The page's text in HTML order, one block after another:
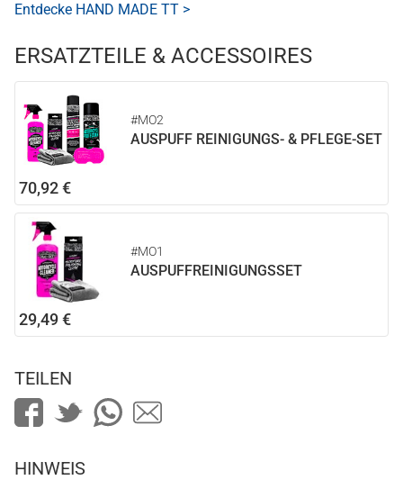
Entdecke HAND MADE TT >
ERSATZTEILE & ACCESSOIRES
#MO2
AUSPUFF REINIGUNGS- & PFLEGE-SET
70,92 €
#MO1
AUSPUFFREINIGUNGSSET
29,49 €
TEILEN
HINWEIS